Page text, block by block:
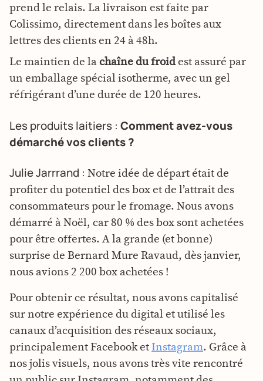
prend le relais. La livraison est faite par
Colissimo, directement dans les boîtes aux
lettres des clients en 24 à 48h.
Le maintien de la chaîne du froidest assuré par
un emballage spécial isotherme, avec un gel
réfrigérant d’une durée de 120 heures.
Les produits laitiers : Comment avez-vous
démarché vos clients ?
Julie Jarrrand : Notre idée de départ était de
profiter du potentiel des box et de l’attrait des
consommateurs pour le fromage. Nous avons
démarré à Noël, car 80 % des box sont achetées
pour être offertes. A la grande (et bonne)
surprise de Bernard Mure Ravaud, dès janvier,
nous avions 2 200 box achetées !
Pour obtenir ce résultat, nous avons capitalisé
sur notre expérience du digital et utilisé les
canaux d’acquisition des réseaux sociaux,
principalement Facebook et Instagram. Grâce à
nos jolis visuels, nous avons très vite rencontré